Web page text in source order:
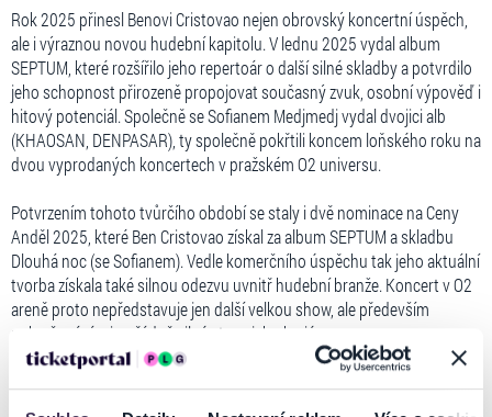
Rok 2025 přinesl Benovi Cristovao nejen obrovský koncertní úspěch,
ale i výraznou novou hudební kapitolu. V lednu 2025 vydal album
SEPTUM, které rozšířilo jeho repertoár o další silné skladby a potvrdilo
jeho schopnost přirozeně propojovat současný zvuk, osobní výpověď i
hitový potenciál. Společně se Sofianem Medjmedj vydal dvojici alb
(KHAOSAN, DENPASAR), ty společně pokřtili koncem loňského roku na
dvou vyprodaných koncertech v pražském O2 universu.
Potvrzením tohoto tvůrčího období se staly i dvě nominace na Ceny
Anděl 2025, které Ben Cristovao získal za album SEPTUM a skladbu
Dlouhá noc (se Sofianem). Vedle komerčního úspěchu tak jeho aktuální
tvorba získala také silnou odezvu uvnitř hudební branže. Koncert v O2
areně proto nepředstavuje jen další velkou show, ale především
pokračování mimořádně silné etapy jeho kariéry.